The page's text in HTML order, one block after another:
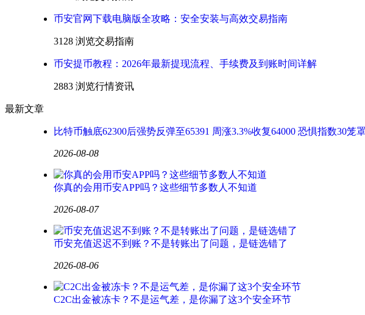
币安官网下载电脑版全攻略：安全安装与高效交易指南
3128 浏览交易指南
币安提币教程：2026年最新提现流程、手续费及到账时间详解
2883 浏览行情资讯
最新文章
比特币触底62300后强势反弹至65391 周涨3.3%收复64000 恐惧指数30笼
2026-08-08
你真的会用币安APP吗？这些细节多数人不知道
2026-08-07
币安充值迟迟不到账？不是转账出了问题，是链选错了
2026-08-06
C2C出金被冻卡？不是运气差，是你漏了这3个安全环节